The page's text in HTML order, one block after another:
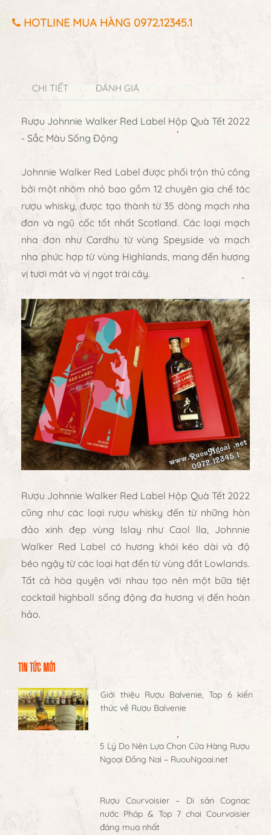
HOTLINE MUA HÀNG 0972.12345.1
CHI TIẾT ĐÁNH GIÁ
Rượu Johnnie Walker Red Label Hộp Quà Tết 2022
- Sắc Màu Sống Động
Johnnie Walker Red Label được phối trộn thủ công
bởi một nhóm nhỏ bao gồm 12 chuyên gia chế tác
rượu whisky, được tạo thành từ 35 dòng mạch nha
đơn và ngũ cốc tốt nhất Scotland. Các loại mạch
nha đơn như Cardhu từ vùng Speyside và mạch
nha phức hợp từ vùng Highlands, mang đến hương
vị tươi mát và vị ngọt trái cây.
Rượu Johnnie Walker Red Label Hộp Quà Tết 2022
cũng như các loại rượu whisky đến từ những hòn
đảo xinh đẹp vùng Islay như Caol lla, Johnnie
Walker Red Label có hương khói kéo dài và độ
béo ngậy từ các loại hạt đến từ vùng đất Lowlands.
Tất cả hòa quyện với nhau tạo nên một bữa tiệt
cocktail highball sống động đa hương vị đến hoàn
hảo.
TIN TỨC MỚI
Giới thiệu Rượu Balvenie, Top 6 kiến
thức về Rượu Balvenie
5 Lý Do Nên Lựa Chọn Cửa Hàng Rượu
Ngoại Đồng Nai – RuouNgoai.net
Rượu Courvoisier – Di sản Cognac
nước Pháp & Top 7 chai Courvoisier
đáng mua nhất